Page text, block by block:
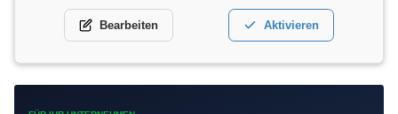
Bearbeiten Aktivieren